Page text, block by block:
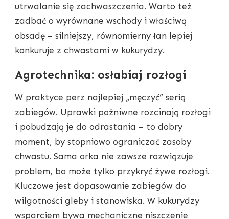
utrwalanie się zachwaszczenia. Warto też
zadbać o wyrównane wschody i właściwą
obsadę – silniejszy, równomierny łan lepiej
konkuruje z chwastami w kukurydzy.
Agrotechnika: osłabiaj rozłogi
W praktyce perz najlepiej „męczyć” serią
zabiegów. Uprawki pożniwne rozcinają rozłogi
i pobudzają je do odrastania – to dobry
moment, by stopniowo ograniczać zasoby
chwastu. Sama orka nie zawsze rozwiązuje
problem, bo może tylko przykryć żywe rozłogi.
Kluczowe jest dopasowanie zabiegów do
wilgotności gleby i stanowiska. W kukurydzy
wsparciem bywa mechaniczne niszczenie